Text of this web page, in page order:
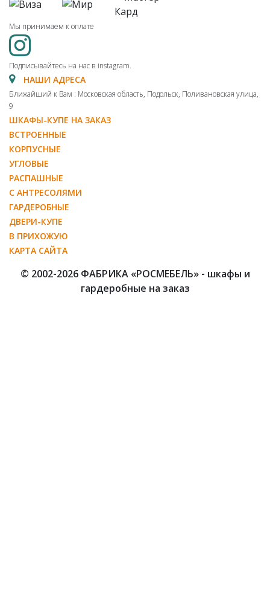
Мы принимаем к оплате
Подписывайтесь на нас в instagram.
НАШИ АДРЕСА
Ближайший к Вам : Московская область, Подольск, Поливановская улица,
9
ШКАФЫ-КУПЕ НА ЗАКАЗ
ВСТРОЕННЫЕ
КОРПУСНЫЕ
УГЛОВЫЕ
РАСПАШНЫЕ
С АНТРЕСОЛЯМИ
ГАРДЕРОБНЫЕ
ДВЕРИ-КУПЕ
В ПРИХОЖУЮ
КАРТА САЙТА
© 2002-2026 ФАБРИКА «РОСМЕБЕЛЬ» - шкафы и
гардеробные на заказ